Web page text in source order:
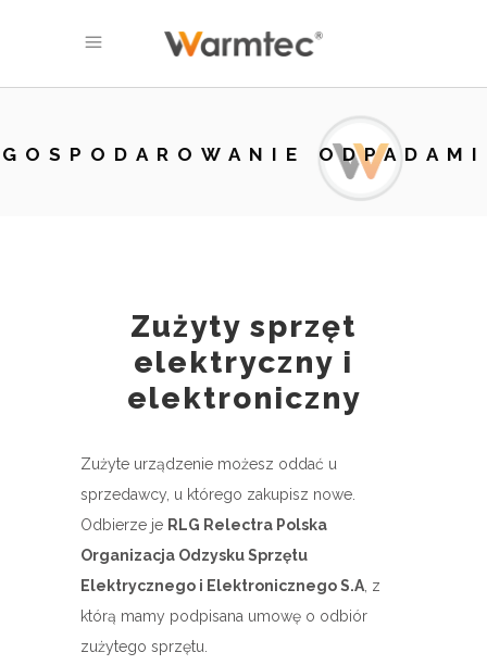
GOSPODAROWANIE ODPADAMI
Zużyty sprzęt
elektryczny i
elektroniczny
Zużyte urządzenie możesz oddać u
sprzedawcy, u którego zakupisz nowe.
Odbierze je RLG Relectra Polska
Organizacja Odzysku Sprzętu
Elektrycznego i Elektronicznego S.A , z
którą mamy podpisana umowę o odbiór
zużytego sprzętu.